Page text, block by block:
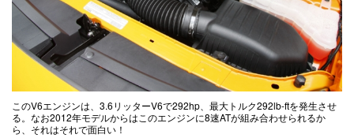
このV6エンジンは、3.6リッターV6で292hp、最大トルク292lb-ftを発生させ
る。なお2012年モデルからはこのエンジンに8速ATが組み合わせられるか
ら、それはそれで面白い！